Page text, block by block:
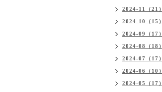
2024-11（21）
2024-10（15）
2024-09（17）
2024-08（18）
2024-07（17）
2024-06（10）
2024-05（17）